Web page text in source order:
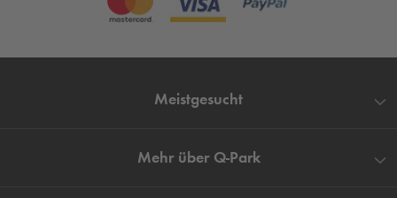
Günstig Parken an den Schadow-Arkaden
Ihren Stellplatz Buchen & Reservieren.
Meistgesucht
Mehr über Q-Park